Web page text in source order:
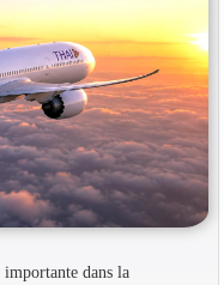
importante dans la